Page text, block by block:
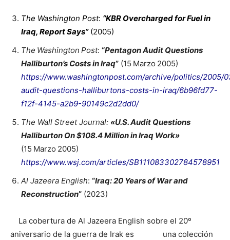
The Washington Post: “KBR Overcharged for Fuel in
Iraq, Report Says”(2005)
The Washington Post: “Pentagon Audit Questions
Halliburton’s Costs in Iraq” (15 Marzo 2005)
https://www.washingtonpost.com/archive/politics/2005/
audit-questions-halliburtons-costs-in-iraq/6b96fd77-
f12f-4145-a2b9-90149c2d2dd0/
The Wall Street Journal: «U.S. Audit Questions
Halliburton On $108.4 Million in Iraq Work»
(15 Marzo 2005)
https://www.wsj.com/articles/SB111083302784578951
Al Jazeera English: “Iraq: 20 Years of War and
Reconstruction” (2023)
La cobertura de Al Jazeera English sobre el 20º
aniversario de la guerra de Irak es una colección